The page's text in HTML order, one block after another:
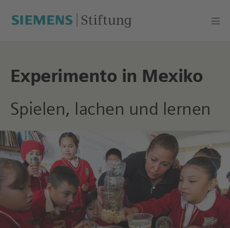
Experimento in Mexiko
Spielen, lachen und lernen